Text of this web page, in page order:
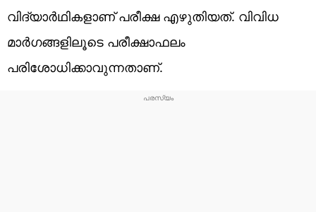
വിദ്യാര്‍ഥികളാണ് പരീക്ഷ എഴുതിയത്. വിവിധ
മാര്‍ഗങ്ങളിലൂടെ പരീക്ഷാഫലം
പരിശോധിക്കാവുന്നതാണ്.